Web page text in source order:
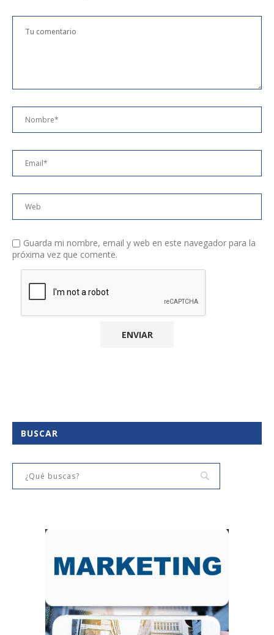
Guarda mi nombre, email y web en este navegador para la
próxima vez que comente.
BUSCAR